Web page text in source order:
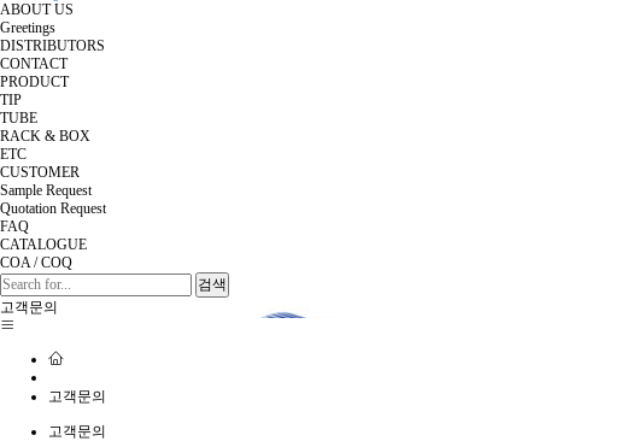
ABOUT US
Greetings
DISTRIBUTORS
CONTACT
PRODUCT
TIP
TUBE
RACK & BOX
ETC
CUSTOMER
Sample Request
Quotation Request
FAQ
CATALOGUE
COA / COQ
검색
고객문의
고객문의
고객문의